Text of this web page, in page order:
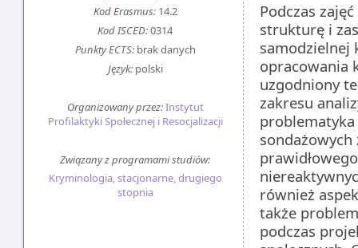
Kod Erasmus:14.2
Kod ISCED:0314
Punkty ECTS:brak danych
Język:polski
Organizowany przez:Instytut
Profilaktyki Społecznej i Resocjalizacji
Związany z programami studiów:
Kryminologia, stacjonarne, drugiego
stopnia
Podczas
strukturę i
samodzielnej
opracowania
uzgodniony
zakresu
problematyka
również
także
podczas